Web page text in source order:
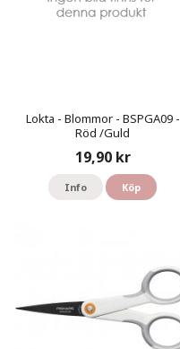
Lokta - Blommor - BSPGA09 -
Röd /Guld
19,90 kr
Info Köp